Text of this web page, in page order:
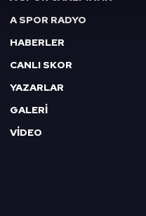
Sizlere daha iyi bir hizmet
çerezler vasıtasıyla çeşitli
amacıyla kullanılmaktadır.
reklam/pazarlama
Çerezlere ilişkin tercihlerinizi
butonuna tıklayabilir,
Çerez
6698 sayılı Kişisel Verilerin
mevzuata uygun olarak
A SPOR RADYO
HABERLER
CANLI SKOR
YAZARLAR
GALERİ
VİDEO